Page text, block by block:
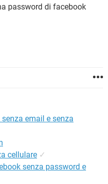
WINDOWS 10
password di facebook
email e senza
cellulare ✓
senza password e